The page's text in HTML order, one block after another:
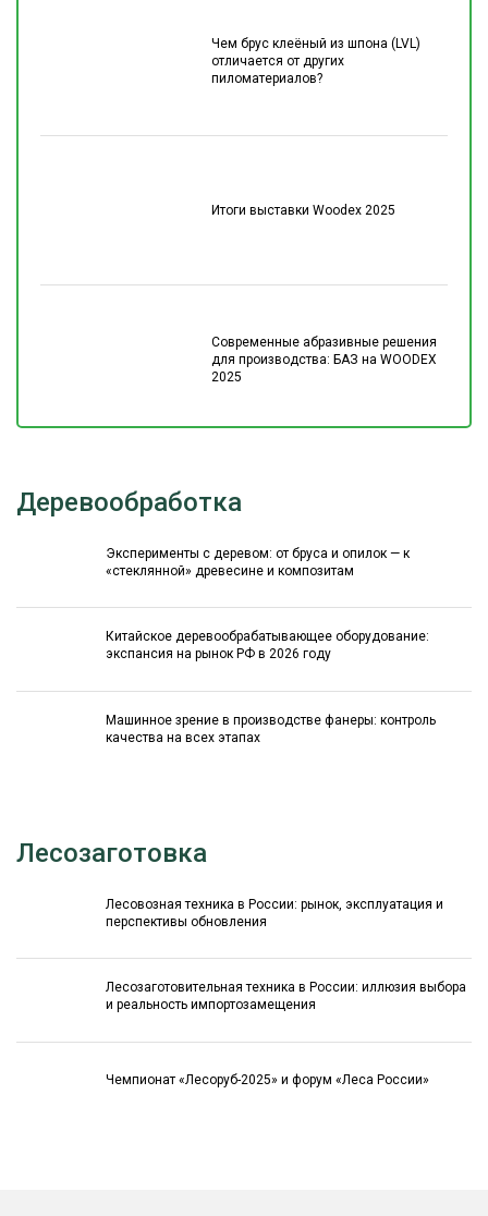
Чем брус клеёный из шпона (LVL)
отличается от других
пиломатериалов?
Итоги выставки Woodex 2025
Современные абразивные решения
для производства: БАЗ на WOODEX
2025
Деревообработка
Эксперименты с деревом: от бруса и опилок — к
«стеклянной» древесине и композитам
Китайское деревообрабатывающее оборудование:
экспансия на рынок РФ в 2026 году
Машинное зрение в производстве фанеры: контроль
качества на всех этапах
Лесозаготовка
Лесовозная техника в России: рынок, эксплуатация и
перспективы обновления
Лесозаготовительная техника в России: иллюзия выбора
и реальность импортозамещения
Чемпионат «Лесоруб-2025» и форум «Леса России»